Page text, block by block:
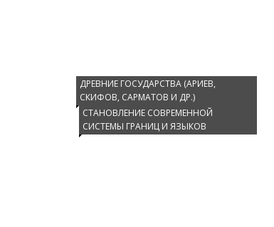
ДРЕВНИЕ ГОСУДАРСТВА (АРИЕВ,
СКИФОВ, САРМАТОВ И ДР.)
СТАНОВЛЕНИЕ СОВРЕМЕННОЙ
СИСТЕМЫ ГРАНИЦ И ЯЗЫКОВ